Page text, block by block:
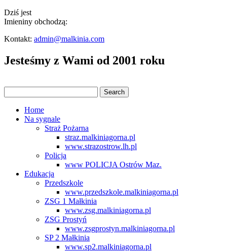
Dziś jest
Imieniny obchodzą:
Kontakt: admin@malkinia.com
Jesteśmy z Wami od 2001 roku
Home
Na sygnale
Straż Pożarna
straz.malkiniagorna.pl
www.strazostrow.lh.pl
Policja
www POLICJA Ostrów Maz.
Edukacja
Przedszkole
www.przedszkole.malkiniagorna.pl
ZSG 1 Małkinia
www.zsg.malkiniagorna.pl
ZSG Prostyń
www.zsgprostyn.malkiniagorna.pl
SP 2 Małkinia
www.sp2.malkiniagorna.pl